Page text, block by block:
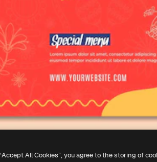
All Cookies”, you agree to the storing of